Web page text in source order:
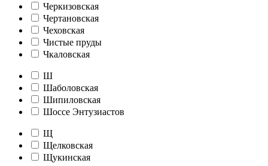
Черкизовская
Чертановская
Чеховская
Чистые пруды
Чкаловская
Ш
Шаболовская
Шипиловская
Шоссе Энтузиастов
Щ
Щелковская
Щукинская